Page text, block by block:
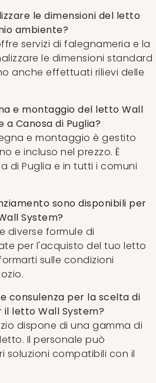
le dimensioni del letto
ambiente?
servizi di falegnameria e la
le dimensioni standard
anche effettuati rilievi delle
e montaggio del letto Wall
a Canosa di Puglia?
e montaggio è gestito
e incluso nel prezzo. È
di Puglia e in tutti i comuni
sono disponibili per
System?
diverse formule di
per l'acquisto del tuo letto
sulle condizioni
consulenza per la scelta di
letto Wall System?
dispone di una gamma di
Il personale può
soluzioni compatibili con il